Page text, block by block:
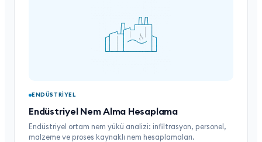
ENDÜSTRIYEL
Endüstriyel Nem Alma Hesaplama
Endüstriyel ortam nem yükü analizi: infiltrasyon, personel,
malzeme ve proses kaynaklı nem hesaplamaları.